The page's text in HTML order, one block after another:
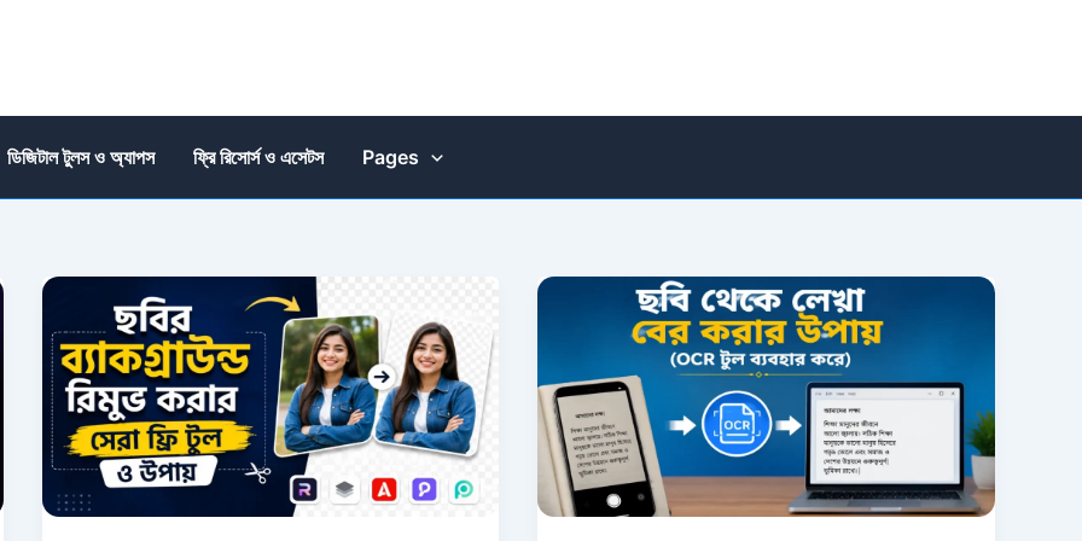
ডিজিটাল টুলস ও অ্যাপস ফ্রি রিসোর্স ও এসেটস Pages